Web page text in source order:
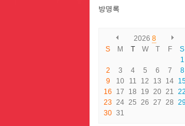
방명록
2026 8
S
M T W T F
S
1
2
3 4 5 6 7
8
9
10 11 12 13 14
16
17 18 19 20 21
22
23 24 25 26 27 28
30 31